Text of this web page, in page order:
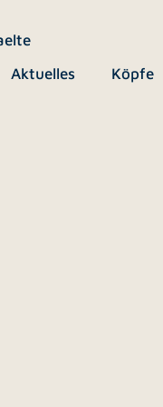
Aktuelles Köpfe